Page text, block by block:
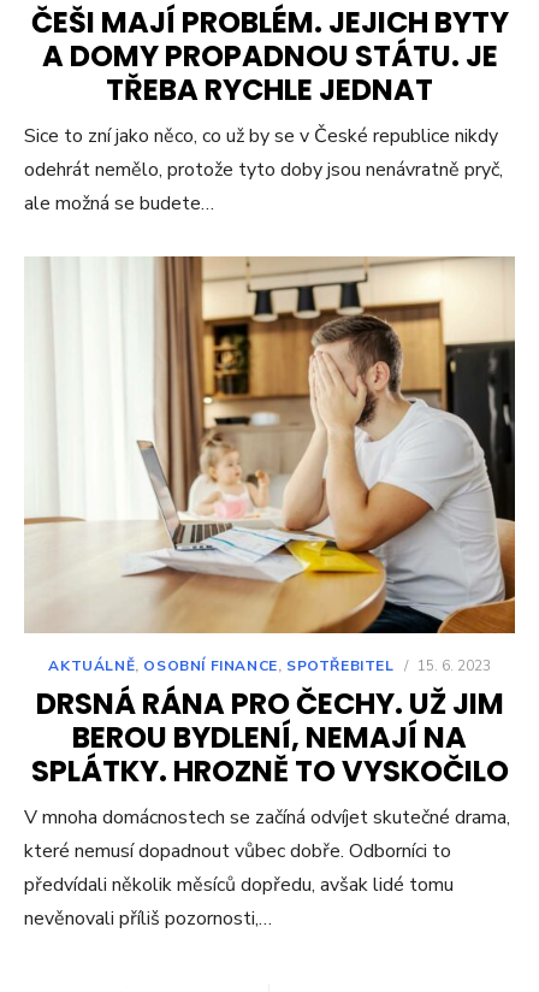
ČEŠI MAJÍ PROBLÉM. JEJICH BYTY
A DOMY PROPADNOU STÁTU. JE
TŘEBA RYCHLE JEDNAT
Sice to zní jako něco, co už by se v České republice nikdy
odehrát nemělo, protože tyto doby jsou nenávratně pryč,
ale možná se budete…
AKTUÁLNĚ, OSOBNÍ FINANCE, SPOTŘEBITEL / 15. 6. 2023
DRSNÁ RÁNA PRO ČECHY. UŽ JIM
BEROU BYDLENÍ, NEMAJÍ NA
SPLÁTKY. HROZNĚ TO VYSKOČILO
V mnoha domácnostech se začíná odvíjet skutečné drama,
které nemusí dopadnout vůbec dobře. Odborníci to
předvídali několik měsíců dopředu, avšak lidé tomu
nevěnovali příliš pozornosti,…